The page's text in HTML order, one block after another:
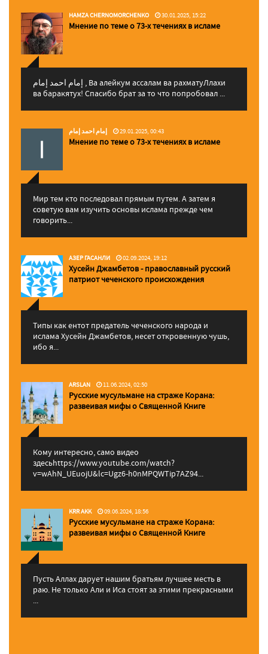
HAMZA CHERNOMORCHENKO 30.01.2025, 15:22
Мнение по теме о 73-х течениях в исламе
إمام احمد إمام , Ва алейкум ассалам ва рахматуЛлахи
ва баракятух! Спасибо брат за то что попробовал ...
إمام احمد إمام 29.01.2025, 00:43
Мнение по теме о 73-х течениях в исламе
Мир тем кто последовал прямым путем. А затем я
советую вам изучить основы ислама прежде чем
говорить...
АЗЕР ГАСАНЛИ 02.09.2024, 19:12
Хусейн Джамбетов - православный русский
патриот чеченского происхождения
Типы как ентот предатель чеченского народа и
ислама Хусейн Джамбетов, несет откровенную чушь,
ибо я...
ARSLAN 11.06.2024, 02:50
Русские мусульмане на страже Корана:
pазвеивая мифы о Священной Книге
Кому интересно, само видео
здесьhttps://www.youtube.com/watch?
v=wAhN_UEuojU&lc=Ugz6-h0nMPQWTip7AZ94...
KRR AKK 09.06.2024, 18:56
Русские мусульмане на страже Корана:
pазвеивая мифы о Священной Книге
Пусть Аллах дарует нашим братьям лучшее месть в
раю. Не только Али и Иса стоят за этими прекрасными
...